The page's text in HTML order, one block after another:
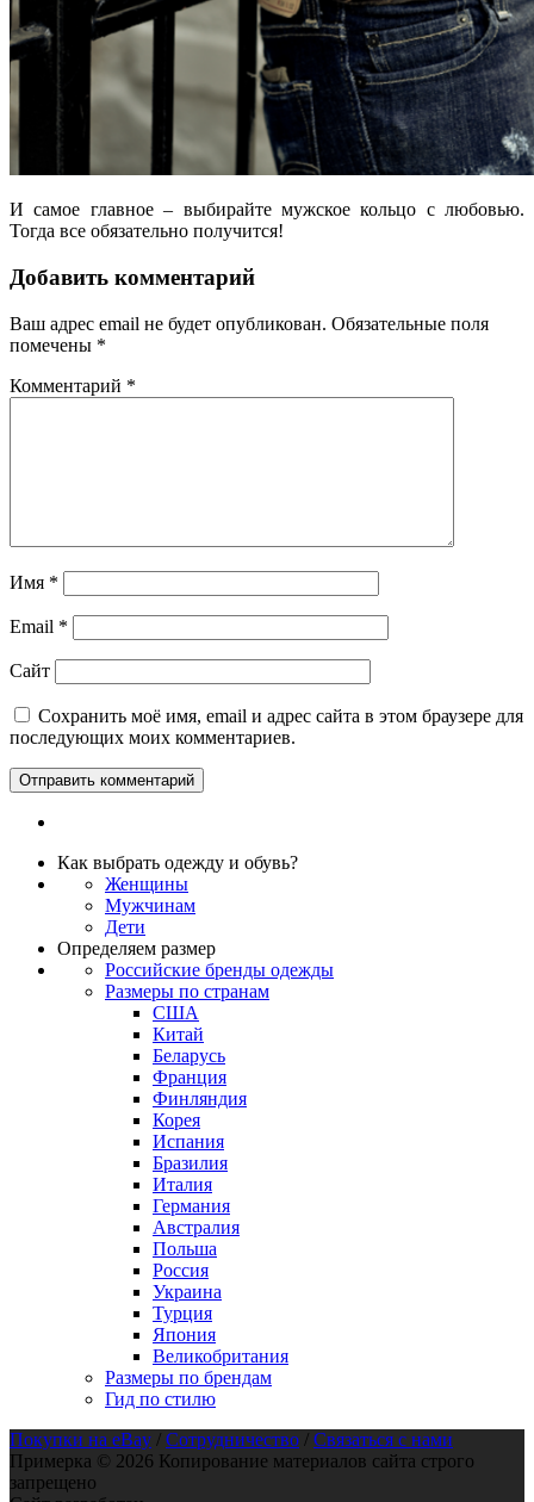
И самое главное – выбирайте мужское кольцо с любовью.
Тогда все обязательно получится!
Добавить комментарий
Ваш адрес email не будет опубликован. Обязательные поля
помечены *
Комментарий *
Имя *
Email *
Сайт
Сохранить моё имя, email и адрес сайта в этом браузере для
последующих моих комментариев.
Как выбрать одежду и обувь?
Женщины
Мужчинам
Дети
Определяем размер
Российские бренды одежды
Размеры по странам
США
Китай
Беларусь
Франция
Финляндия
Корея
Испания
Бразилия
Италия
Германия
Австралия
Польша
Россия
Украина
Турция
Япония
Великобритания
Размеры по брендам
Гид по стилю
Покупки на eBay / Сотрудничество / Связаться с нами
Примерка © 2026 Копирование материалов сайта строго
запрещено